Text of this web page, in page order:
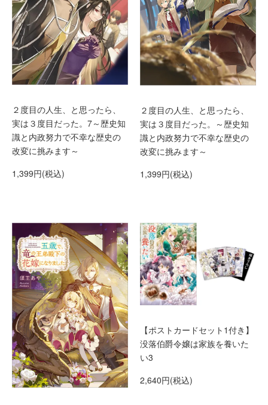
２度目の人生、と思ったら、
実は３度目だった。7～歴史知
識と内政努力で不幸な歴史の
改変に挑みます～
1,399円(税込)
２度目の人生、と思ったら、
実は３度目だった。～歴史知
識と内政努力で不幸な歴史の
改変に挑みます～
1,399円(税込)
【ポストカードセット1付き】
没落伯爵令嬢は家族を養いた
い3
2,640円(税込)